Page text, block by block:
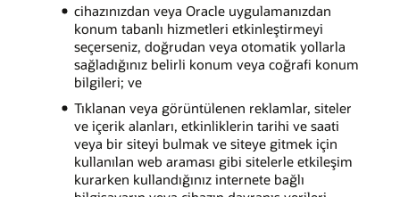
cihazınızdan veya Oracle uygulamanızdan
konum tabanlı hizmetleri etkinleştirmeyi
seçerseniz, doğrudan veya otomatik yollarla
sağladığınız belirli konum veya coğrafi konum
bilgileri; ve
Tıklanan veya görüntülenen reklamlar, siteler
ve içerik alanları, etkinliklerin tarihi ve saati
veya bir siteyi bulmak ve siteye gitmek için
kullanılan web araması gibi sitelerle etkileşim
kurarken kullandığınız internete bağlı